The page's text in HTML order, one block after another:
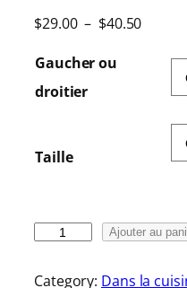
$29.00 – $40.50P
x
$
Gaucher ou
droitier
Taille
a
Ajouter au
Category: Dans la